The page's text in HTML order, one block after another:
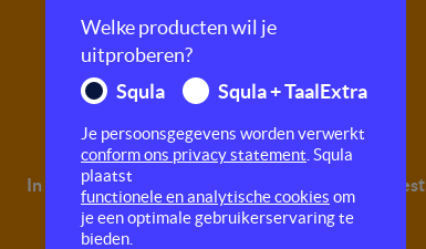
In deze quiz oefen je met begrijpend lezen. Je leest
een tekst en maakt hier vragen over.
Welke producten wil je
uitproberen?
Squla
Squla + TaalExtra
Je persoonsgegevens worden verwerkt
conform ons privacy statement . Squla
plaatst
functionele en analytische cookies om
je een optimale gebruikerservaring te
bieden.